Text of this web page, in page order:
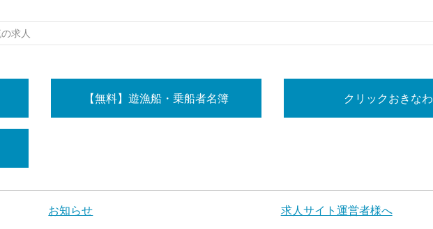
求人
【無料】遊漁船・乗船者名簿 クリックおきなわ
お知らせ
求人サイト運営者様へ